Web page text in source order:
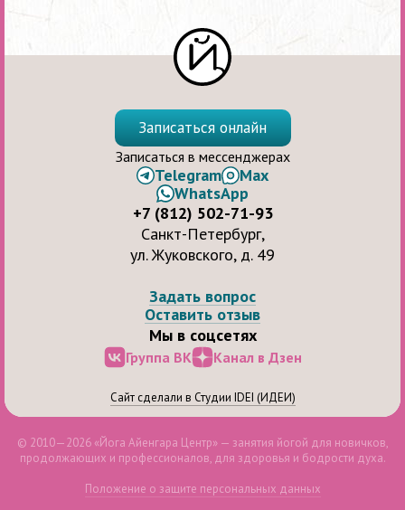
Задать вопрос
Оставить отзыв
Мы в соцсетях
Группа ВК Канал в Дзен
Записаться онлайн
Записаться в мессенджерах
Telegram
Max
WhatsApp
+7 (812) 502-71-93
Санкт-Петербург,
ул. Жуковского, д. 49
Сайт сделали в Студии IDEI (ИДЕИ)
© 2010—2026 «Йога Айенгара Центр» — занятия йогой для новичков,
продолжающих и профессионалов, для здоровья и бодрости духа.
Положение о защите персональных данных